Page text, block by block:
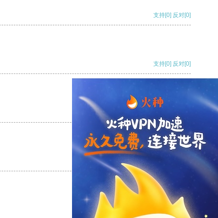
支持[0] 反对[0]
支持[0] 反对[0]
反对
反对[0]